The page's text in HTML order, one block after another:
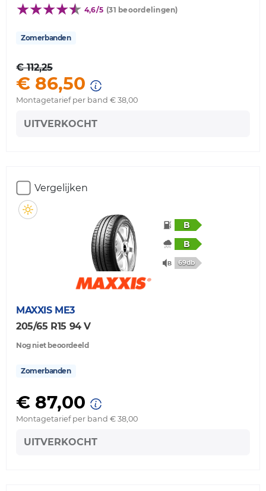
4,6/5 (31 beoordelingen)
Zomerbanden
€ 112,25
€ 86,50
Montagetarief per band € 38,00
UITVERKOCHT
Vergelijken
B
B
69db
MAXXIS ME3
205/65 R15 94 V
Nog niet beoordeeld
Zomerbanden
€ 87,00
Montagetarief per band € 38,00
UITVERKOCHT